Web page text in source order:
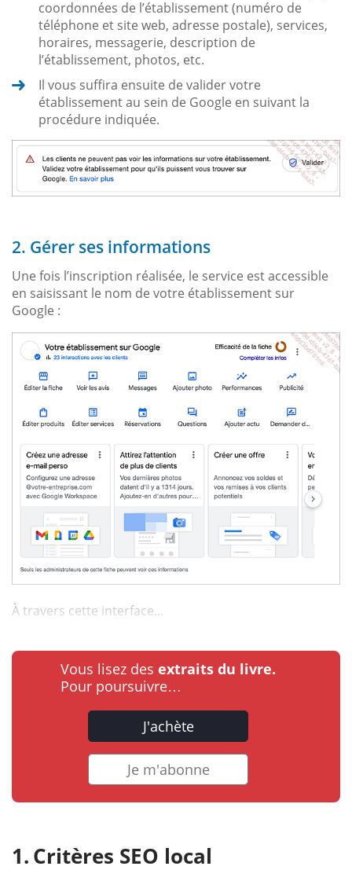
coordonnées de l’établissement (numéro de
téléphone et site web, adresse postale), services,
horaires, messagerie, description de
l’établissement, photos, etc.
Il vous suffira ensuite de valider votre
établissement au sein de Google en suivant la
procédure indiquée.
2. Gérer ses informations
Une fois l’inscription réalisée, le service est accessible
en saisissant le nom de votre établissement sur
Google :
À travers cette interface...
Vous lisez des extraits du livre.
Pour poursuivre…
J'achète
Je m'abonne
Critères SEO local